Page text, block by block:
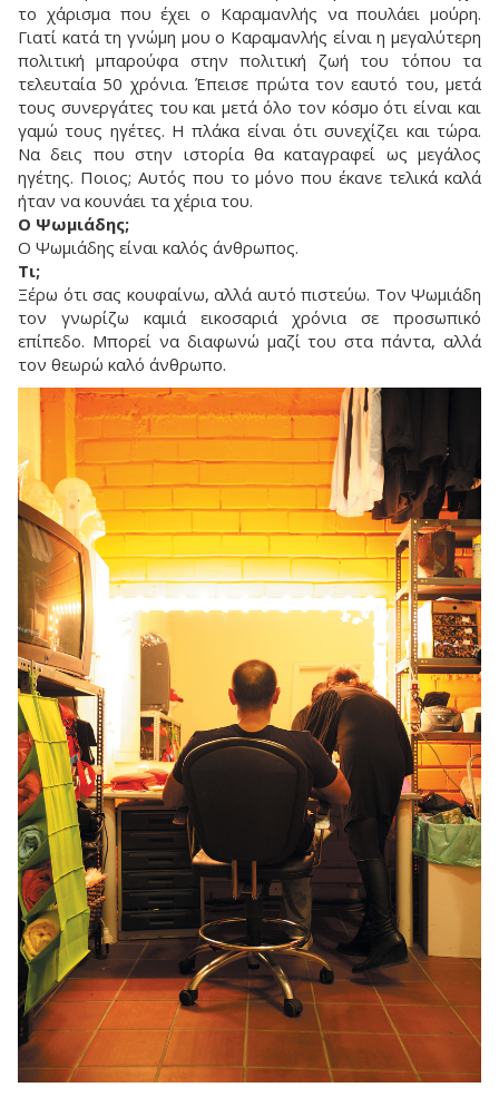
το χάρισμα που έχει ο Καραμανλής να πουλάει μούρη.
Γιατί κατά τη γνώμη μου ο Καραμανλής είναι η μεγαλύτερη
πολιτική μπαρούφα στην πολιτική ζωή του τόπου τα
τελευταία 50 χρόνια. Έπεισε πρώτα τον εαυτό του, μετά
τους συνεργάτες του και μετά όλο τον κόσμο ότι είναι και
γαμώ τους ηγέτες. Η πλάκα είναι ότι συνεχίζει και τώρα.
Να δεις που στην ιστορία θα καταγραφεί ως μεγάλος
ηγέτης. Ποιος; Αυτός που το μόνο που έκανε τελικά καλά
ήταν να κουνάει τα χέρια του.
Ο Ψωμιάδης;
Ο Ψωμιάδης είναι καλός άνθρωπος.
Τι;
Ξέρω ότι σας κουφαίνω, αλλά αυτό πιστεύω. Τον Ψωμιάδη
τον γνωρίζω καμιά εικοσαριά χρόνια σε προσωπικό
επίπεδο. Μπορεί να διαφωνώ μαζί του στα πάντα, αλλά
τον θεωρώ καλό άνθρωπο.